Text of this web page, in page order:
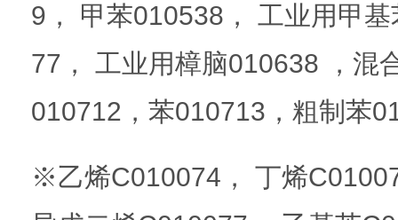
9， 甲苯010538， 工业用甲
77， 工业用樟脑010638 ，混
010712，苯010713，粗制苯
※乙烯C010074， 丁烯